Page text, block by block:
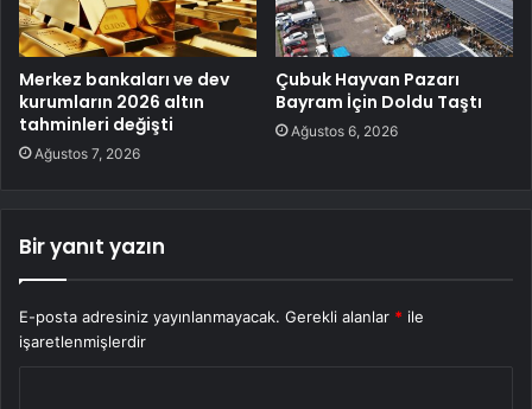
Merkez bankaları ve dev
kurumların 2026 altın
tahminleri değişti
Ağustos 7, 2026
Çubuk Hayvan Pazarı
Bayram İçin Doldu Taştı
Ağustos 6, 2026
Bir yanıt yazın
E-posta adresiniz yayınlanmayacak. Gerekli alanlar * ile
işaretlenmişlerdir